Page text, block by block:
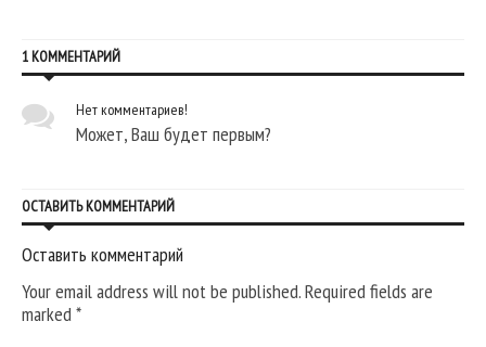
1 КОММЕНТАРИЙ
Нет комментариев!
Может, Ваш будет первым?
ОСТАВИТЬ КОММЕНТАРИЙ
Оставить комментарий
Your email address will not be published. Required fields are
marked*